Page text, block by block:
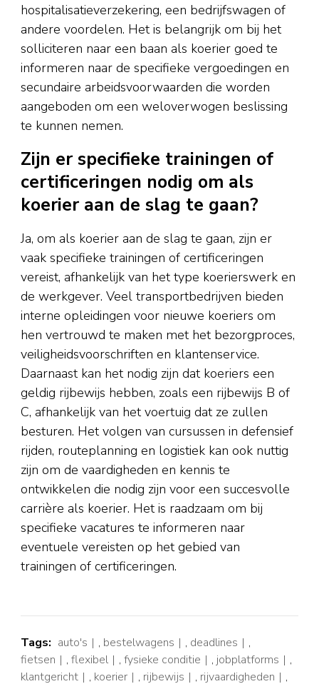
hospitalisatieverzekering, een bedrijfswagen of
andere voordelen. Het is belangrijk om bij het
solliciteren naar een baan als koerier goed te
informeren naar de specifieke vergoedingen en
secundaire arbeidsvoorwaarden die worden
aangeboden om een weloverwogen beslissing
te kunnen nemen.
Zijn er specifieke trainingen of
certificeringen nodig om als
koerier aan de slag te gaan?
Ja, om als koerier aan de slag te gaan, zijn er
vaak specifieke trainingen of certificeringen
vereist, afhankelijk van het type koerierswerk en
de werkgever. Veel transportbedrijven bieden
interne opleidingen voor nieuwe koeriers om
hen vertrouwd te maken met het bezorgproces,
veiligheidsvoorschriften en klantenservice.
Daarnaast kan het nodig zijn dat koeriers een
geldig rijbewijs hebben, zoals een rijbewijs B of
C, afhankelijk van het voertuig dat ze zullen
besturen. Het volgen van cursussen in defensief
rijden, routeplanning en logistiek kan ook nuttig
zijn om de vaardigheden en kennis te
ontwikkelen die nodig zijn voor een succesvolle
carrière als koerier. Het is raadzaam om bij
specifieke vacatures te informeren naar
eventuele vereisten op het gebied van
trainingen of certificeringen.
Tags: auto's , bestelwagens , deadlines
,
fietsen
, flexibel , fysieke conditie , jobplatforms
,
klantgericht
, koerier , rijbewijs , rijvaardigheden
,